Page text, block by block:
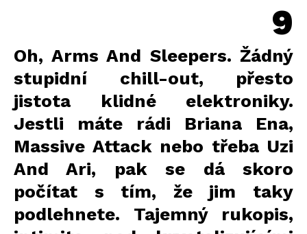
9
Oh, Arms And Sleepers. Žádný
stupidní chill-out, přesto
jistota klidné elektroniky.
Jestli máte rádi Briana Ena,
Massive Attack nebo třeba Uzi
And Ari, pak se dá skoro
počítat s tím, že jim taky
podlehnete. Tajemný rukopis,